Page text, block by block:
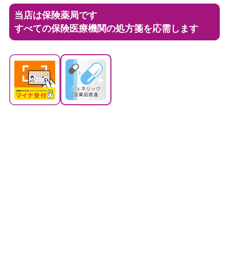
当店は保険薬局です
すべての保険医療機関の処方箋を応需します